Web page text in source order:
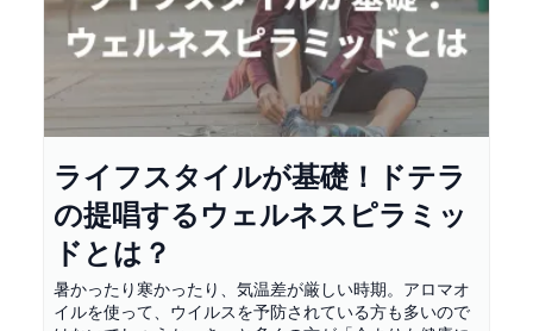
ライフスタイルが基礎！ドテラ
の提唱するウェルネスピラミッ
ドとは？
暑かったり寒かったり、気温差が厳しい時期。アロマオ
イルを使って、ウイルスを予防されている方も多いので